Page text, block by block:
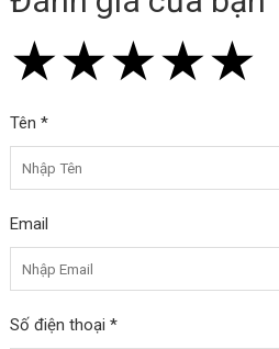
★
★★
★★★
★★★★
★★★★★
Tên *
Email
Số điện thoại *